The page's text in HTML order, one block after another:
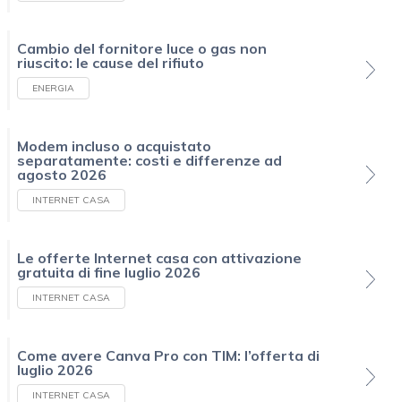
Cambio del fornitore luce o gas non
riuscito: le cause del rifiuto
ENERGIA
Modem incluso o acquistato
separatamente: costi e differenze ad
agosto 2026
INTERNET CASA
Le offerte Internet casa con attivazione
gratuita di fine luglio 2026
INTERNET CASA
Come avere Canva Pro con TIM: l’offerta di
luglio 2026
INTERNET CASA